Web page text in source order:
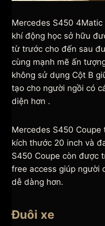
Mercedes S450
khí động học sở hữu
từ trước cho đến sau
cùng mạnh mẽ ấn
không sử dụng Cột B
tạo cho người ngồi có
diện hơn .
Mercedes S450
kích thước 20 inch và
S450 Coupe còn được
free access giúp người
dễ dàng hơn.
Đuôi xe